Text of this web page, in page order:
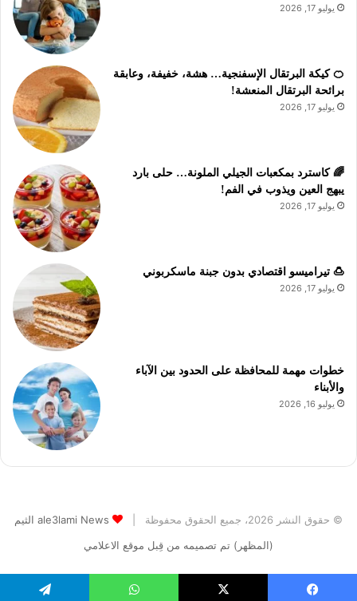
يوليو 17, 2026
🍊 كيكة البرتقال الإسفنجية… هشة، خفيفة، وعابقة
برائحة البرتقال المنعشة!
يوليو 17, 2026
🌈 كاسترد بمكعبات الجيلي الملونة… حلى بارد
يبهج العين ويذوب في الفم!
يوليو 17, 2026
🍮 تيراميسو اقتصادي بدون جبنة ماسكربوني
يوليو 17, 2026
خطوات مهمة للمحافظة على الحدود بين الآباء
والأبناء
يوليو 16, 2026
© حقوق النشر 2026، جميع الحقوق محفوظة |
ale3lami News الثيم
(المظهر) تم تصميمه من قِبل موقع الاعلامي